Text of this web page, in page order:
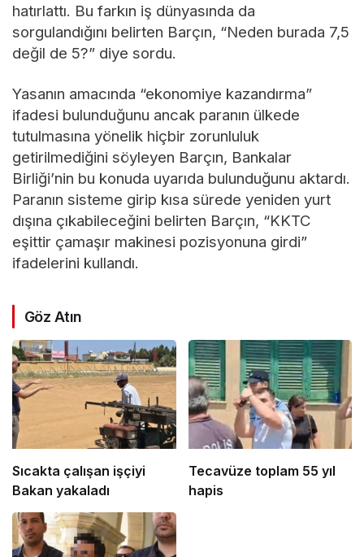
hatırlattı. Bu farkın iş dünyasında da
sorgulandığını belirten Barçın, “Neden burada 7,5
değil de 5?” diye sordu.
Yasanın amacında “ekonomiye kazandırma”
ifadesi bulunduğunu ancak paranın ülkede
tutulmasına yönelik hiçbir zorunluluk
getirilmediğini söyleyen Barçın, Bankalar
Birliği’nin bu konuda uyarıda bulunduğunu aktardı.
Paranın sisteme girip kısa sürede yeniden yurt
dışına çıkabileceğini belirten Barçın, “KKTC
eşittir çamaşır makinesi pozisyonuna girdi”
ifadelerini kullandı.
Göz Atın
Sıcakta çalışan işçiyi
Bakan yakaladı
Tecavüze toplam 55 yıl
hapis